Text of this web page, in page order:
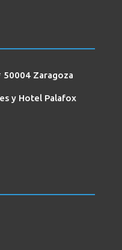
50004 Zaragoza
y Hotel Palafox